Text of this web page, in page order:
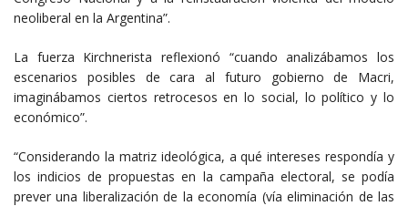
neoliberal en la Argentina”.
La fuerza Kirchnerista reflexionó “cuando analizábamos los
escenarios posibles de cara al futuro gobierno de Macri,
imaginábamos ciertos retrocesos en lo social, lo político y lo
económico”.
“Considerando la matriz ideológica, a qué intereses respondía y
los indicios de propuestas en la campaña electoral, se podía
prever una liberalización de la economía (vía eliminación de las